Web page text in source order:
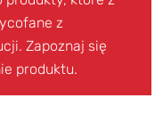
z
Zapoznaj się
produktu.